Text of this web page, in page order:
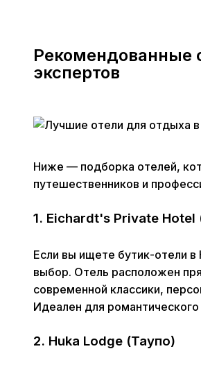
Рекомендованные
экспертов
Ниже — подборка отелей,
путешественников и
1. Eichardt's Private Hotel
Если вы ищете бутик-отели
выбор. Отель расположен
современной классики,
Идеален для
2. Huka Lodge (Таупо)